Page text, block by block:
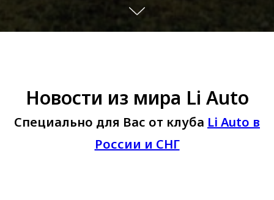
Новости из мира Li Auto
Cпециально для Вас от клуба Li Auto в
России и СНГ